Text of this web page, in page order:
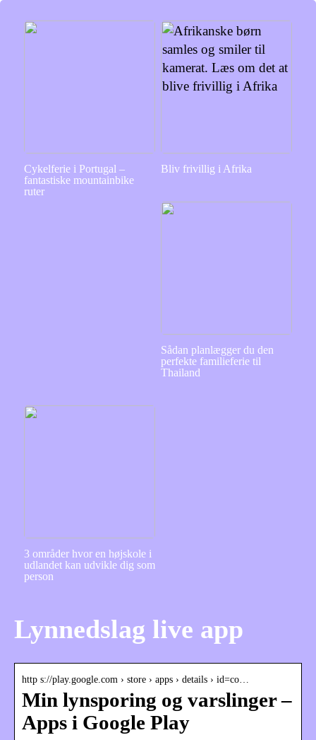
Cykelferie i Portugal –
fantastiske mountainbike
ruter
Bliv frivillig i Afrika
Sådan planlægger du den
perfekte familieferie til
Thailand
3 områder hvor en højskole i
udlandet kan udvikle dig som
person
Lynnedslag live app
http s://play.google.com › store › apps › details › id=co…
Min lynsporing og varslinger –
Apps i Google Play